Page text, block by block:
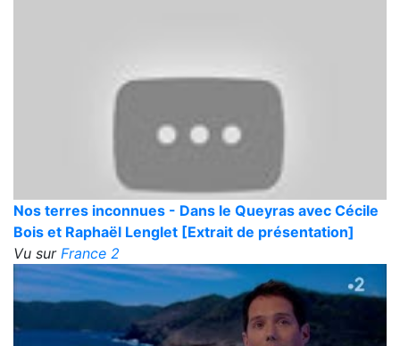
Nos terres inconnues - Dans le Queyras avec Cécile
Bois et Raphaël Lenglet [Extrait de présentation]
Vu sur France 2